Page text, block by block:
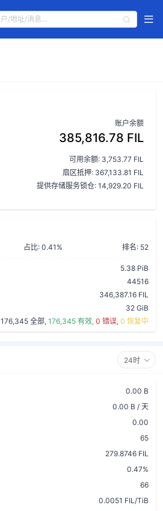
账户余额
385,816.78 FIL
可用余额: 3,753.77 FIL
扇区抵押: 367,133.81 FIL
提供存储服务锁仓: 14,929.20 FIL
占比: 0.41% 排名: 52
5.38 PiB
44516
346,387.16 FIL
32 GiB
176,345 全部, 176,345 有效, 0 错误, 0 恢复中
24时
0.00 B
0.00 B / 天
0.00
65
279.8746 FIL
0.47%
66
0.0051 FIL/TiB